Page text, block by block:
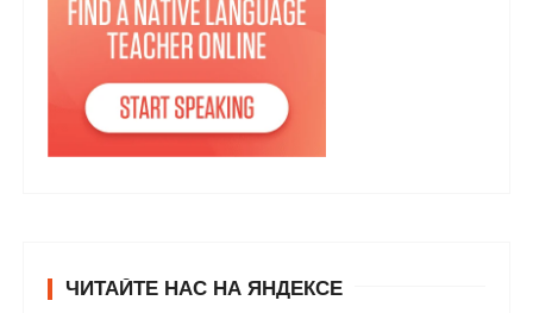
ЧИТАЙТЕ НАС НА ЯНДЕКСЕ